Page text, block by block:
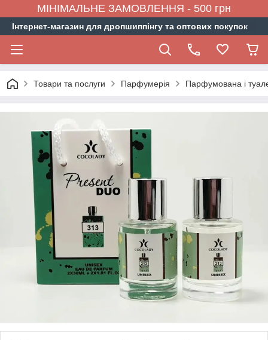
МІНІМАЛЬНЕ ЗАМОВЛЕННЯ - 500 грн
Інтернет-магазин для дропшиппінгу та оптових покупок
Товари та послуги Парфумерія Парфумована і